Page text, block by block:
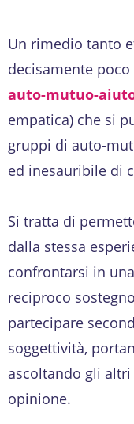
Un rimedio tanto
decisamente
auto-mutuo-
empatica) che si
gruppi di auto-
ed inesauribile di
Si tratta di
dalla stessa
confrontarsi in
reciproco
partecipare
soggettività,
ascoltando gli
opinione.